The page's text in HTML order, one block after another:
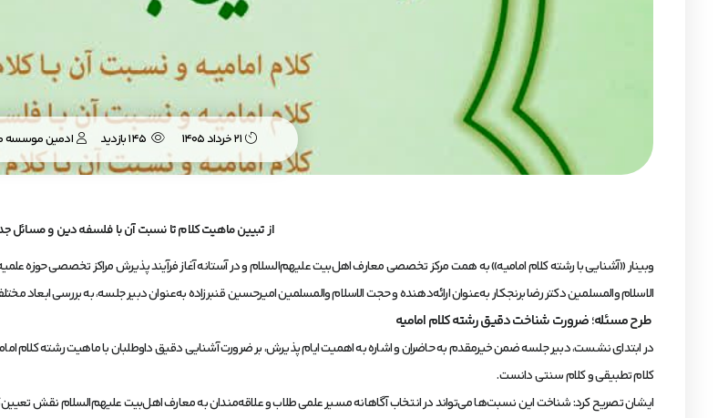
21 خرداد 1405 ادمین موسسه
از تبیین ماهیت کلام تا نسبت آن با فلسفه دین و مسائل
الاسلام والمسلمین دکتر رضا برنجکار به‌عنوان ارائه‌دهنده و حجت الاسلام والمسلمین امیرحسین قنبرزاده به‌عنوان دبیر جلسه، به بررسی
طرح مسئله؛ ضرورت شناخت دقیق رشته کلام امامیه
در ابتدای نشست، دبیر جلسه ضمن خیرمقدم به حاضران و اشاره به اهمیت ایام پذیرش، بر ضرورت آشنایی دقیق داوطلبان با ماهیت رشته کلام
کلام تطبیقی و کلام سنتی دانست.
ایشان تصریح کرد: شناخت این نسبت‌ها می‌تواند در انتخاب آگاهانه مسیر علمی طلاب و علاقه‌مندان به معارف اهل‌بیت علیهم‌السلام نقش